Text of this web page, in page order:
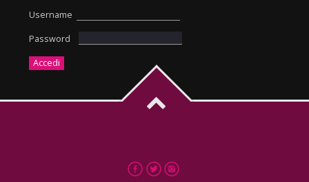
Username
Password